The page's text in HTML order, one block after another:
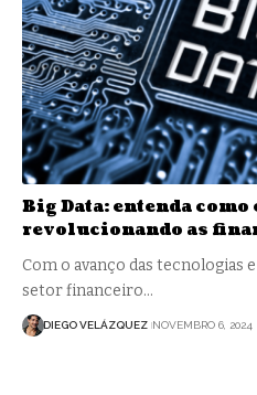
Big Data: entenda
revolucionando as
Com o avanço das tecnologias
setor financeiro…
DIEGO VELÁZQUEZ NOVEMBRO 6, 2024